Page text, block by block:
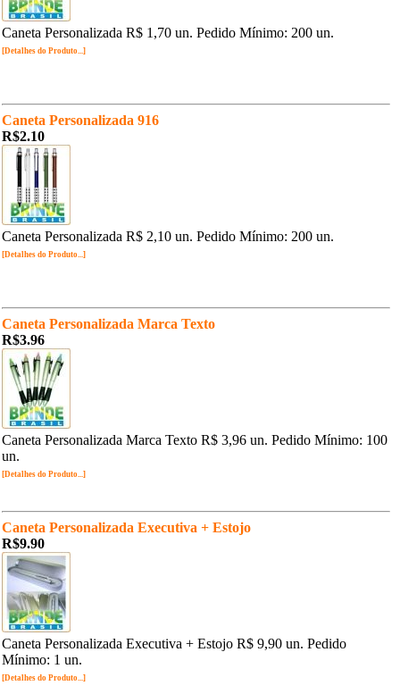
Caneta Personalizada R$ 1,70 un. Pedido Mínimo: 200 un.
[Detalhes do Produto...]
Caneta Personalizada 916
R$2.10
Caneta Personalizada R$ 2,10 un. Pedido Mínimo: 200 un.
[Detalhes do Produto...]
Caneta Personalizada Marca Texto
R$3.96
Caneta Personalizada Marca Texto R$ 3,96 un. Pedido Mínimo: 100
un.
[Detalhes do Produto...]
Caneta Personalizada Executiva + Estojo
R$9.90
Caneta Personalizada Executiva + Estojo R$ 9,90 un. Pedido
Mínimo: 1 un.
[Detalhes do Produto...]